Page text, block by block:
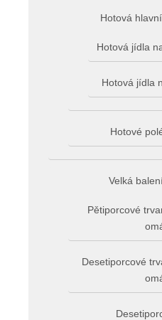
Hotová
Hotová jídla
Hotová jídla
Hotové
Velká
Pětiporcové
Desetiporcové